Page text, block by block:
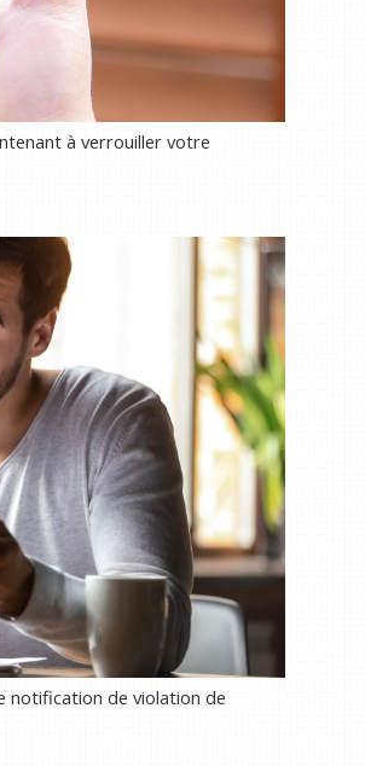
à verrouiller votre
notification de violation de